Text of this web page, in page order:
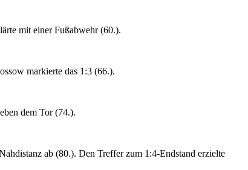
mit einer Fußabwehr (60.).
markierte das 1:3 (66.).
dem Tor (74.).
ab (80.). Den Treffer zum 1:4-Endstand erzielte